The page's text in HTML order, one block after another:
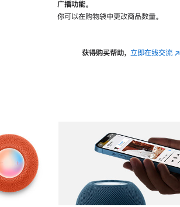
广播功能。
你可以在购物袋中更改商品数量。
获得购买帮助， 立即在线交流(在
图库 图像 图库 图像 4